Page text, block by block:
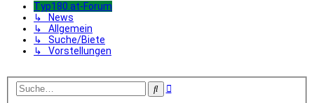
Typ180.at-Forum
↳ News
↳ Allgemein
↳ Suche/Biete
↳ Vorstellungen
SucheErweiterte